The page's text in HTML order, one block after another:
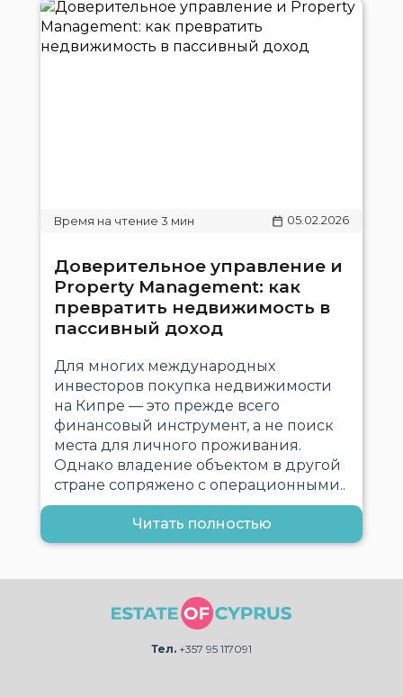
05.02.2026
Доверительное управление и
Property Management: как
превратить недвижимость в
пассивный доход
Для многих международных
инвесторов покупка недвижимости
на Кипре — это прежде всего
финансовый инструмент, а не поиск
места для личного проживания.
Однако владение объектом в другой
стране сопряжено с операционными..
Читать полностью
Тел. +357 95 117091